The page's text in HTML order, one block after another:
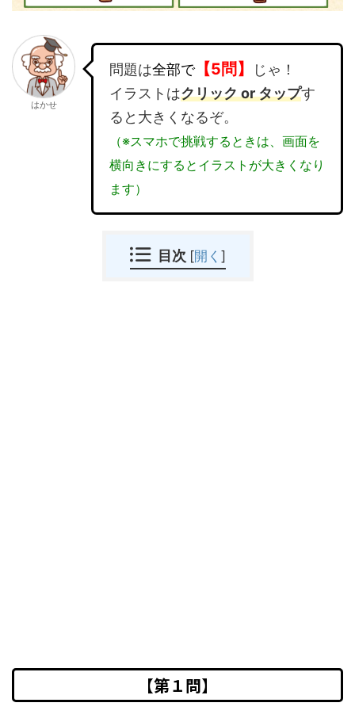
はかせ
問題は全部で【5問】
じゃ！
イラストはクリック or タップす
ると大きくなるぞ。
（※スマホで挑戦するときは、画面を
横向きにするとイラストが大きくなり
ます）
目次 [開く ]
【第１問】